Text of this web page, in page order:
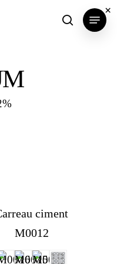
search
Menu
ciment
M0012
×